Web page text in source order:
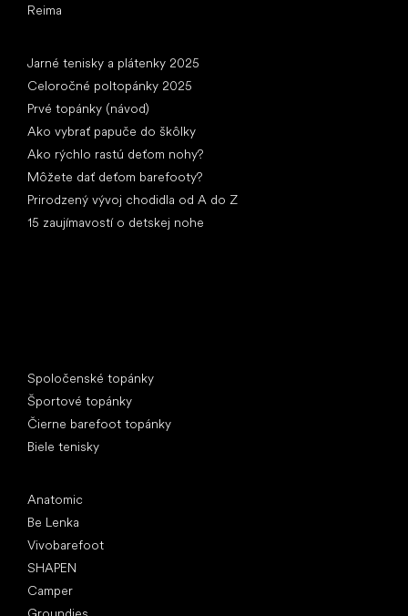
Reima
Jarné tenisky a plátenky 2025
Celoročné poltopánky 2025
Prvé topánky (návod)
Ako vybrať papuče do škôlky
Ako rýchlo rastú deťom nohy?
Môžete dať deťom barefooty?
Prirodzený vývoj chodidla od A do Z
15 zaujímavostí o detskej nohe
Spoločenské topánky
Športové topánky
Čierne barefoot topánky
Biele tenisky
Anatomic
Be Lenka
Vivobarefoot
SHAPEN
Camper
Groundies